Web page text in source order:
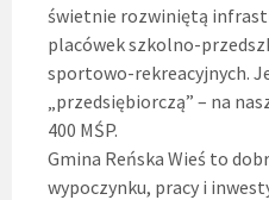
świetnie rozwiniętą
placówek szkolno-
sportowo-rekreacyjnych.
„przedsiębiorczą” – na
400 MŚP.
Gmina Reńska Wieś to
wypoczynku, pracy i